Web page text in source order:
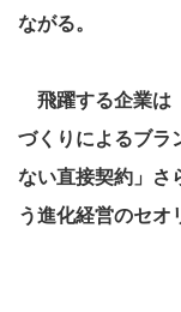
ながる。
飛躍する企業は
づくりによるブラ
ない直接契約」さ
う進化経営のセオ